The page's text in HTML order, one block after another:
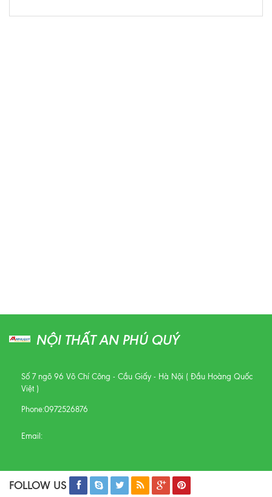
NỘI THẤT AN PHÚ QUÝ
Số 7 ngõ 96 Võ Chí Công - Cầu Giấy - Hà Nội ( Đầu Hoàng Quốc
Việt )
Phone:0972526876
Email:
FOLLOW US